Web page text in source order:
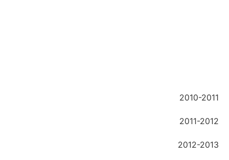
2010-2011
2011-2012
2012-2013